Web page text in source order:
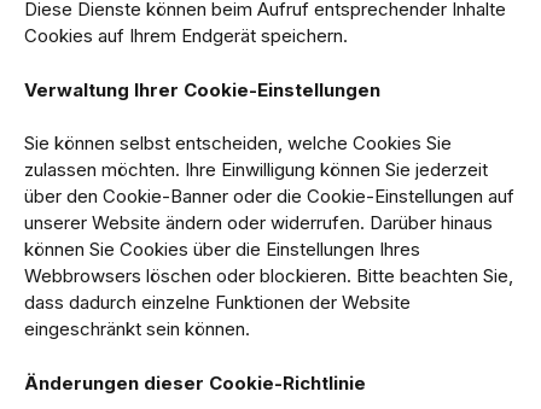
Diese Dienste können beim Aufruf entsprechender Inhalte
Cookies auf Ihrem Endgerät speichern.
Verwaltung Ihrer Cookie-Einstellungen
Sie können selbst entscheiden, welche Cookies Sie
zulassen möchten. Ihre Einwilligung können Sie jederzeit
über den Cookie-Banner oder die Cookie-Einstellungen auf
unserer Website ändern oder widerrufen. Darüber hinaus
können Sie Cookies über die Einstellungen Ihres
Webbrowsers löschen oder blockieren. Bitte beachten Sie,
dass dadurch einzelne Funktionen der Website
eingeschränkt sein können.
Änderungen dieser Cookie-Richtlinie